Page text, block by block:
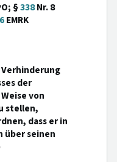
§338Nr. 8
6EMRK
der
von
stellen,
dass er in
über seinen